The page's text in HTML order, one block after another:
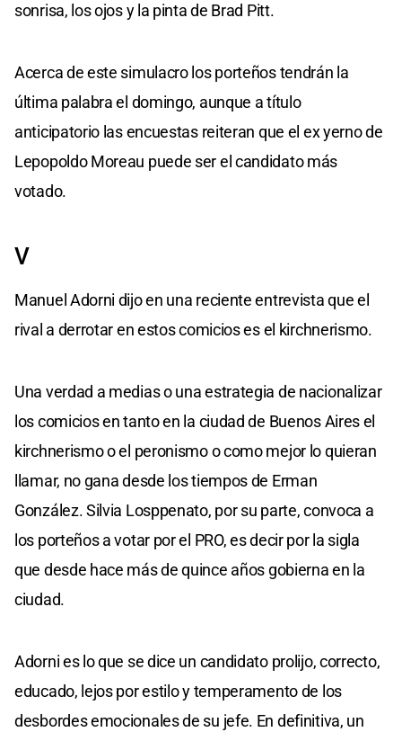
sonrisa, los ojos y la pinta de Brad Pitt.
Acerca de este simulacro los porteños tendrán la
última palabra el domingo, aunque a título
anticipatorio las encuestas reiteran que el ex yerno de
Lepopoldo Moreau puede ser el candidato más
votado.
V
Manuel Adorni dijo en una reciente entrevista que el
rival a derrotar en estos comicios es el kirchnerismo.
Una verdad a medias o una estrategia de nacionalizar
los comicios en tanto en la ciudad de Buenos Aires el
kirchnerismo o el peronismo o como mejor lo quieran
llamar, no gana desde los tiempos de Erman
González. Silvia Losppenato, por su parte, convoca a
los porteños a votar por el PRO, es decir por la sigla
que desde hace más de quince años gobierna en la
ciudad.
Adorni es lo que se dice un candidato prolijo, correcto,
educado, lejos por estilo y temperamento de los
desbordes emocionales de su jefe. En definitiva, un